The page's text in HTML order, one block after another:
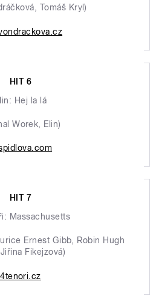
Tomáš Kryl)
HIT 6
Hej la lá
Worek, Elin)
HIT 7
Massachusetts
Ernest Gibb, Robin Hugh
Fikejzová)
4tenori.cz